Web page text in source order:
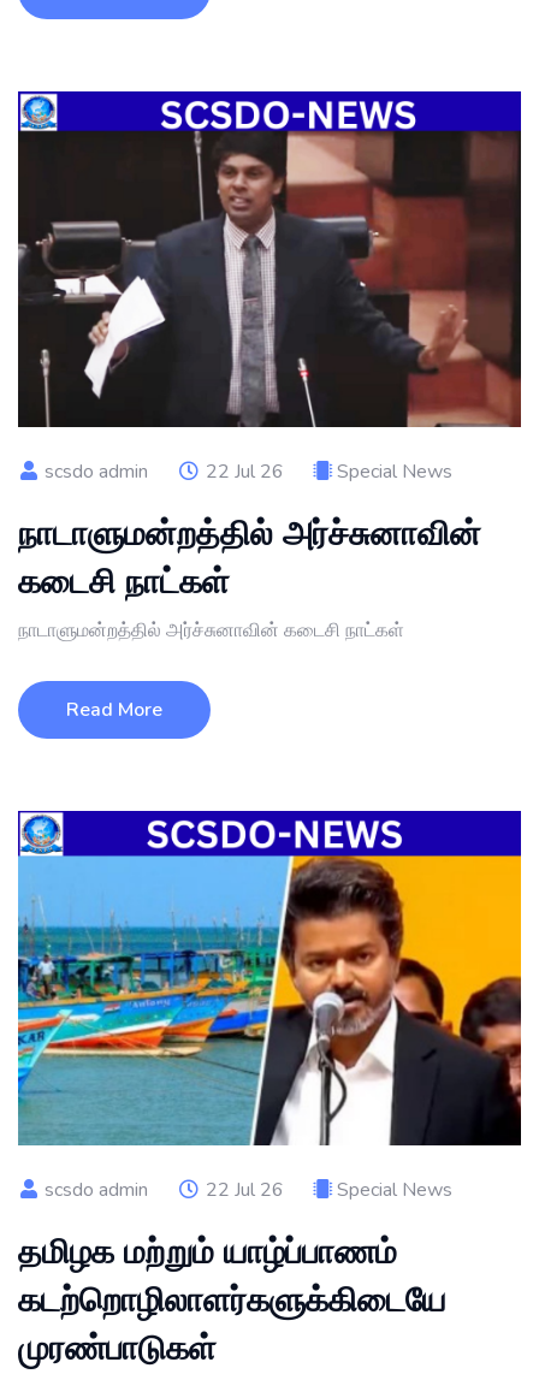
scsdo admin 22 Jul 26 Special News
நாடாளுமன்றத்தில் அர்ச்சுனாவின்
கடைசி நாட்கள்
நாடாளுமன்றத்தில் அர்ச்சுனாவின் கடைசி நாட்கள்
Read More
scsdo admin 22 Jul 26 Special News
தமிழக மற்றும் யாழ்ப்பாணம்
கடற்றொழிலாளர்களுக்கிடையே
முரண்பாடுகள்